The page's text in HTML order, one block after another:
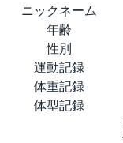
ニックネーム
年齢
性別
運動記録
体重記録
体型記録